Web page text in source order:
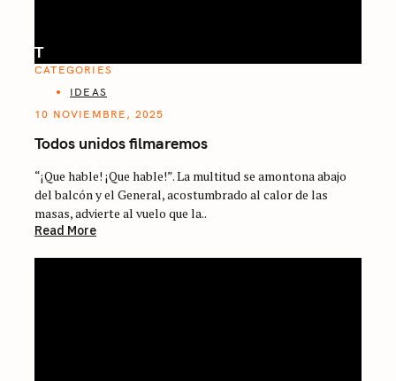
T
CATEGORIES
IDEAS
10 NOVIEMBRE, 2025
Todos unidos filmaremos
“¡Que hable! ¡Que hable!”. La multitud se amontona abajo
del balcón y el General, acostumbrado al calor de las
masas, advierte al vuelo que la..
Read More